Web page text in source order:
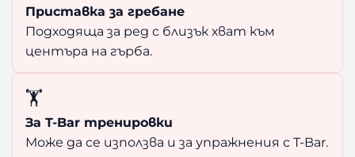
Приставка за гребане
Подходяща за ред с близък хват към
центъра на гърба.
🏋️
За T-Bar тренировки
Може да се използва и за упражнения с T-Bar.